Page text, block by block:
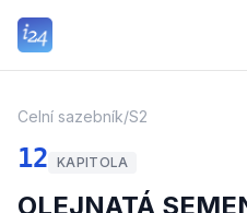
Celní sazebník/S2
12 KAPITOLA
OLEJNATÁ